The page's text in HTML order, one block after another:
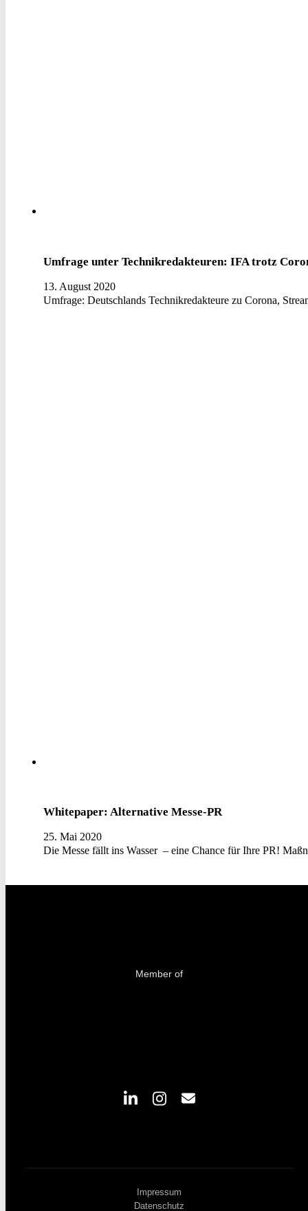
Umfrage unter Technikredakteuren: IFA trotz
13. August 2020
Umfrage: Deutschlands Technikredakteure zu Corona,
Whitepaper: Alternative Messe-PR
25. Mai 2020
Die Messe fällt ins Wasser – eine Chance für Ihre PR!
Member of
Impressum
Datenschutz